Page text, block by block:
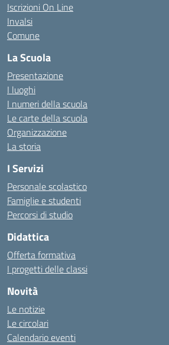
Iscrizioni On Line
Invalsi
Comune
La Scuola
Presentazione
I luoghi
I numeri della scuola
Le carte della scuola
Organizzazione
La storia
I Servizi
Personale scolastico
Famiglie e studenti
Percorsi di studio
Didattica
Offerta formativa
I progetti delle classi
Novità
Le notizie
Le circolari
Calendario eventi